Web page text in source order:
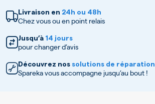
Livraison en 24h ou 48h
Chez vous ou en point relais
Jusqu’à 14 jours
pour changer d’avis
Découvrez nos solutions de réparation
Spareka vous accompagne jusqu’au bout !